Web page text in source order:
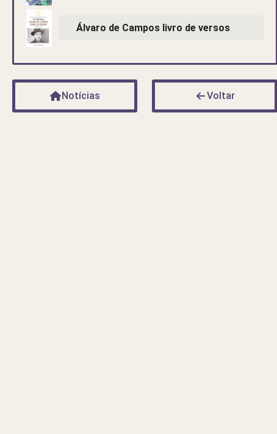
Álvaro de Campos livro de versos
Notícias Voltar